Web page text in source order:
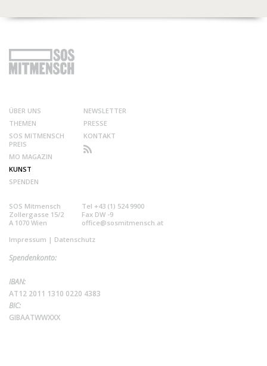
ÜBER UNS
THEMEN
SOS MITMENSCH
PREIS
MO MAGAZIN
KUNST
SPENDEN
NEWSLETTER
PRESSE
KONTAKT
SOS Mitmensch
Zollergasse 15/2
A 1070 Wien
Tel +43 (1) 524 9900
Fax DW -9
office@sosmitmensch.at
Impressum | Datenschutz
Spendenkonto:
IBAN:
AT12 2011 1310 0220 4383
BIC:
GIBAATWWXXX